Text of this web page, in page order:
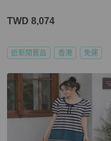
TWD 8,074
近新閒置品 香港 免運